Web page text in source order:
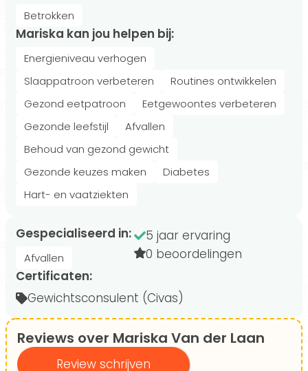
Betrokken
Mariska kan jou helpen bij:
Energieniveau verhogen
Slaappatroon verbeteren
Routines ontwikkelen
Gezond eetpatroon
Eetgewoontes verbeteren
Gezonde leefstijl
Afvallen
Behoud van gezond gewicht
Gezonde keuzes maken
Diabetes
Hart- en vaatziekten
Gespecialiseerd in:
Afvallen
5 jaar ervaring
0 beoordelingen
Certificaten:
Gewichtsconsulent (Civas)
Reviews over Mariska Van der Laan
Review schrijven